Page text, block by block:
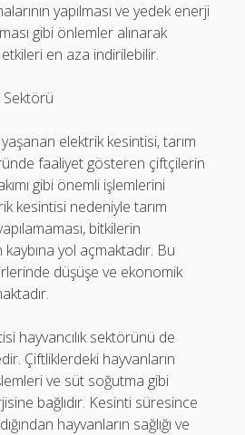
yapılması ve yedek enerji
gibi önlemler alınarak
en aza indirilebilir.
Sektörü
yaşanan elektrik kesintisi, tarım
faaliyet gösteren çiftçilerin
gibi önemli işlemlerini
kesintisi nedeniyle tarım
bitkilerin
yol açmaktadır. Bu
düşüşe ve ekonomik
hayvancılık sektörünü de
Çiftliklerdeki hayvanların
ve süt soğutma gibi
bağlıdır. Kesinti süresince
hayvanların sağlığı ve